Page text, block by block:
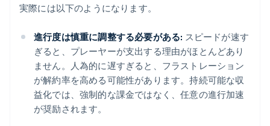
実際には以下のようになります。
進行度は慎重に調整する必要がある: スピードが速す
ぎると、プレーヤーが支出する理由がほとんどあり
ません。人為的に遅すぎると、フラストレーション
が解約率を高める可能性があります。持続可能な収
益化では、強制的な課金ではなく、任意の進行加速
が奨励されます。